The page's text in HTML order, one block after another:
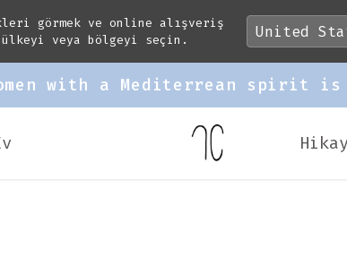
görmek ve online alışveriş
veya bölgeyi seçin.
with a Mediterrean spirit